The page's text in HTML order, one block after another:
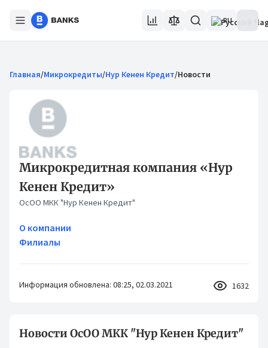
RU
Главная/Микрокредиты/Нур Кенен Кредит/Новости
Микрокредитная компания «Нур
Кенен Кредит»
ОсОО МКК "Нур Кенен Кредит"
О компании
Филиалы
Информация обновлена: 08:25, 02.03.2021 1632
Новости ОсОО МКК "Нур Кенен Кредит"